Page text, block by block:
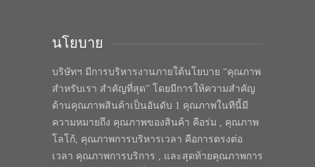
นโยบาย
บริษัทฯ มีการบริหารงานภายใต้นโยบาย “คุณภาพ
สำหรับเรา สำคัญที่สุด” โดยมีการให้ความสำคัญ
ด้านคุณภาพสินค้าเป็นอันดับ 1 คุณภาพในทีนี้มี
ความหมายถึง คุณภาพของสินค้า คือร่ม , คุณภาพ
โลโก้, คุณภาพการบริหารเวลา คือการตรงต่อ
เวลา คุณภาพการบริการ , และสุดท้ายคุณภาพการ